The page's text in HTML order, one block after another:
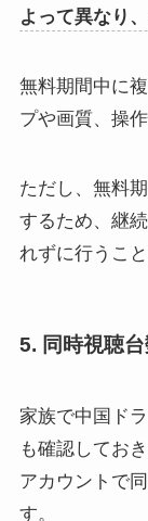
よって異なり
無料期間中に
プや画質、操
ただし、無料
するため、継
れずに行うこ
5. 同時視聴
家族で中国ド
も確認してお
アカウントで
す。